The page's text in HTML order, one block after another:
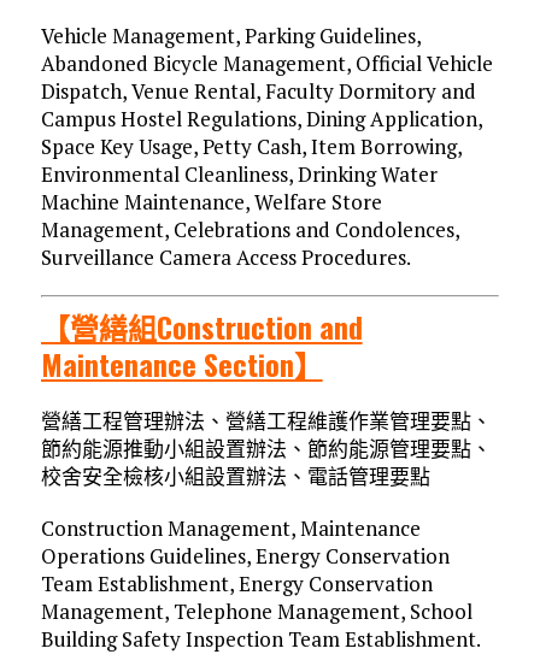
Vehicle Management, Parking Guidelines,
Abandoned Bicycle Management, Official Vehicle
Dispatch, Venue Rental, Faculty Dormitory and
Campus Hostel Regulations, Dining Application,
Space Key Usage, Petty Cash, Item Borrowing,
Environmental Cleanliness, Drinking Water
Machine Maintenance, Welfare Store
Management, Celebrations and Condolences,
Surveillance Camera Access Procedures.
【營繕組Construction and
Maintenance Section】
營繕工程管理辦法、營繕工程維護作業管理要點、
節約能源推動小組設置辦法、節約能源管理要點、
校舍安全檢核小組設置辦法、電話管理要點
Construction Management, Maintenance
Operations Guidelines, Energy Conservation
Team Establishment, Energy Conservation
Management, Telephone Management, School
Building Safety Inspection Team Establishment.